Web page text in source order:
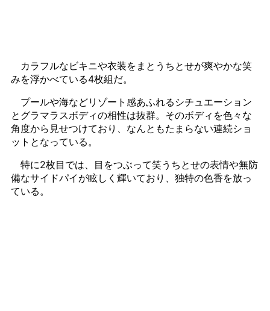
カラフルなビキニや衣装をまとうちとせが爽やかな笑
みを浮かべている4枚組だ。
プールや海などリゾート感あふれるシチュエーション
とグラマラスボディの相性は抜群。そのボディを色々な
角度から見せつけており、なんともたまらない連続ショ
ットとなっている。
特に2枚目では、目をつぶって笑うちとせの表情や無防
備なサイドパイが眩しく輝いており、独特の色香を放っ
ている。